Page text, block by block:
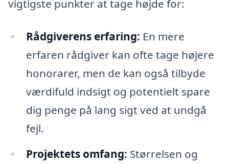
vigtigste punkter at tage højde for:
Rådgiverens erfaring: En mere
erfaren rådgiver kan ofte tage højere
honorarer, men de kan også tilbyde
værdifuld indsigt og potentielt spare
dig penge på lang sigt ved at undgå
fejl.
Projektets omfang: Størrelsen og